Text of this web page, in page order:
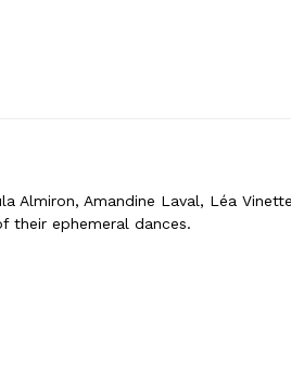
Almiron, Amandine Laval, Léa
their ephemeral dances.